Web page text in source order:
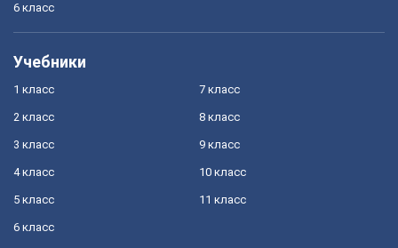
6 класс
Учебники
1 класс
2 класс
3 класс
4 класс
5 класс
6 класс
7 класс
8 класс
9 класс
10 класс
11 класс